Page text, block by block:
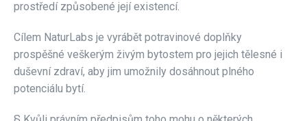
prostředí způsobené její existencí.
Cílem NaturLabs je vyrábět potravinové doplňky
prospěšné veškerým živým bytostem pro jejich tělesné i
duševní zdraví, aby jim umožnily dosáhnout plného
potenciálu bytí.